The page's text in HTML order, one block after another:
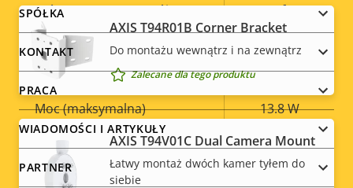
Zrównoważony rozwój PVC free
Zasilanie
Opis
nieruchomości
Wartość
nieruchomości
Moc (maksymalna) 13.8 W
Moc (średnia) 8.6 W
AXIS T94R01B Corner Bracket
Do montażu wewnątrz i na zewnątrz
Zalecane dla tego produktu
AXIS T94V01C Dual Camera Mount
Łatwy montaż dwóch kamer tyłem do
siebie
Footer
menu
SPÓŁKA
KONTAKT
PRACA
WIADOMOŚCI I ARTYKUŁY
PARTNER